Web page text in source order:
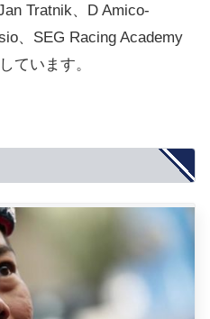
Tratnik、D Amico-
、SEG Racing Academy
ています。